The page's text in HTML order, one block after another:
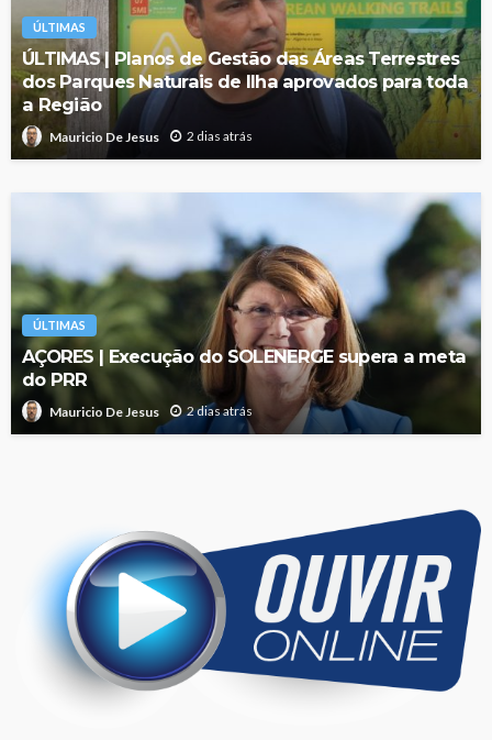
ÚLTIMAS
ÚLTIMAS | Planos de Gestão das Áreas Terrestres
dos Parques Naturais de Ilha aprovados para toda
a Região
Mauricio De Jesus 2 dias atrás
ÚLTIMAS
AÇORES | Execução do SOLENERGE supera a meta
do PRR
Mauricio De Jesus 2 dias atrás